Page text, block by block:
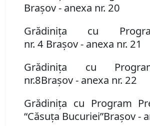
Braşov- anexa nr. 20
Grădiniţa cu
nr. 4 Braşov- anexa nr. 21
Grădiniţa cu
nr.8Braşov- anexa nr. 22
Grădiniţa cu Program
“Căsuţa Bucuriei”Braşov-